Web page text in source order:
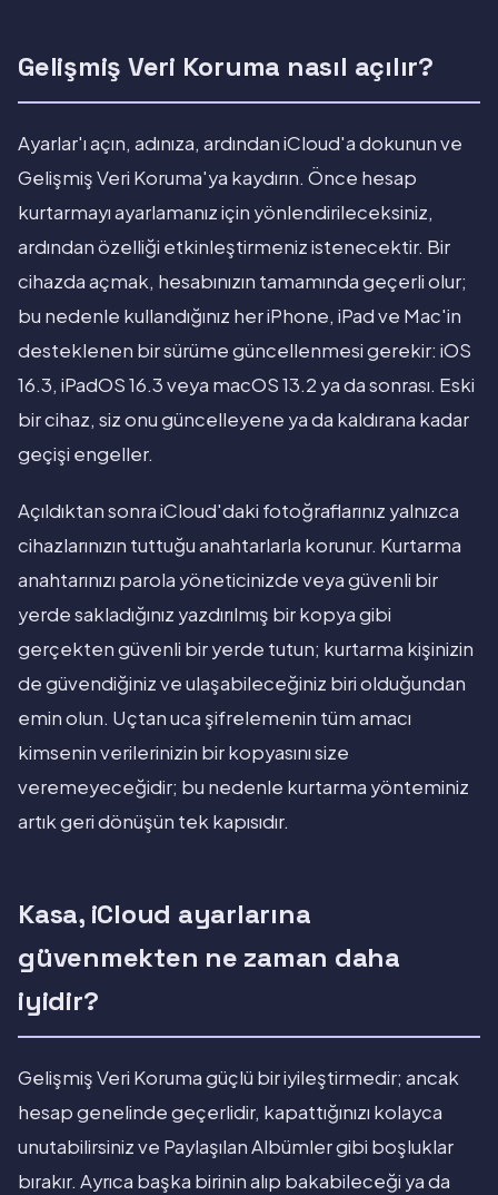
Gelişmiş Veri Koruma nasıl açılır?
Ayarlar'ı açın, adınıza, ardından iCloud'a dokunun ve
Gelişmiş Veri Koruma'ya kaydırın. Önce hesap
kurtarmayı ayarlamanız için yönlendirileceksiniz,
ardından özelliği etkinleştirmeniz istenecektir. Bir
cihazda açmak, hesabınızın tamamında geçerli olur;
bu nedenle kullandığınız her iPhone, iPad ve Mac'in
desteklenen bir sürüme güncellenmesi gerekir: iOS
16.3, iPadOS 16.3 veya macOS 13.2 ya da sonrası. Eski
bir cihaz, siz onu güncelleyene ya da kaldırana kadar
geçişi engeller.
Açıldıktan sonra iCloud'daki fotoğraflarınız yalnızca
cihazlarınızın tuttuğu anahtarlarla korunur. Kurtarma
anahtarınızı parola yöneticinizde veya güvenli bir
yerde sakladığınız yazdırılmış bir kopya gibi
gerçekten güvenli bir yerde tutun; kurtarma kişinizin
de güvendiğiniz ve ulaşabileceğiniz biri olduğundan
emin olun. Uçtan uca şifrelemenin tüm amacı
kimsenin verilerinizin bir kopyasını size
veremeyeceğidir; bu nedenle kurtarma yönteminiz
artık geri dönüşün tek kapısıdır.
Kasa, iCloud ayarlarına
güvenmekten ne zaman daha
iyidir?
Gelişmiş Veri Koruma güçlü bir iyileştirmedir; ancak
hesap genelinde geçerlidir, kapattığınızı kolayca
unutabilirsiniz ve Paylaşılan Albümler gibi boşluklar
bırakır. Ayrıca başka birinin alıp bakabileceği ya da